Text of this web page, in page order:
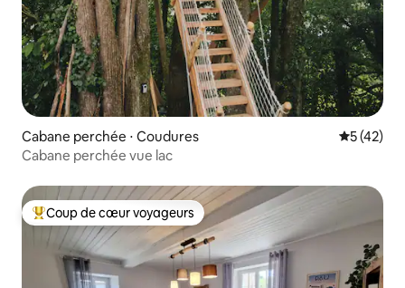
Cabane perchée ⋅ Coudures
5 (42)
Cabane perchée vue lac
Coups de cœur voyageurs les plus appréciés
Coup de cœur voyageurs